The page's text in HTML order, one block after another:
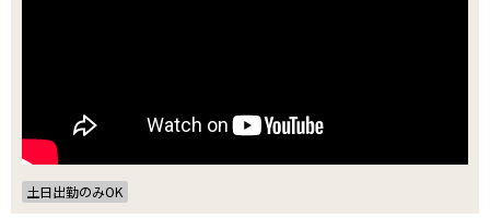
土日出勤のみOK